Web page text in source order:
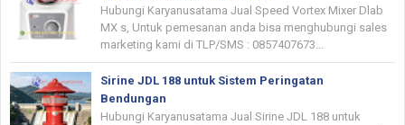
Hubungi Karyanusatama Jual Speed Vortex Mixer Dlab
MX s, Untuk pemesanan anda bisa menghubungi sales
marketing kami di TLP/SMS : 0857407673...
Sirine JDL 188 untuk Sistem Peringatan
Bendungan
Hubungi Karyanusatama Jual Sirine JDL 188 untuk